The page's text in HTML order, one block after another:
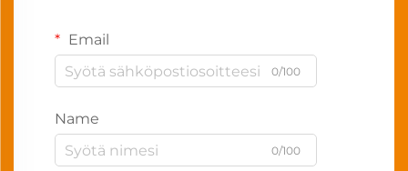
Email
0/100
Name
0/100